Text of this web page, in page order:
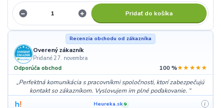
Pridať do košíka
Recenzia obchodu od zákazníka
Overený zákazník
Pridané 27. novembra
Odporúča obchod 100 %★★★★★
Perfektná komunikácia s pracovníkmi spoločnosti, ktorí zabezpečujú
kontakt so zákazníkom. Vyslovujem im plné poďakovanie.
Heureka.sk ✓ i